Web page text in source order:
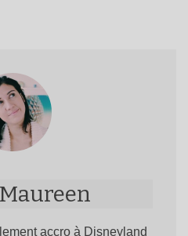
accro à Disneyland